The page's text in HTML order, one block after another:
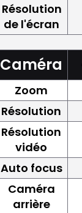
Résolution
de l'écran
Caméra
Zoom
Résolution
Résolution
vidéo
Auto focus
Caméra
arrière